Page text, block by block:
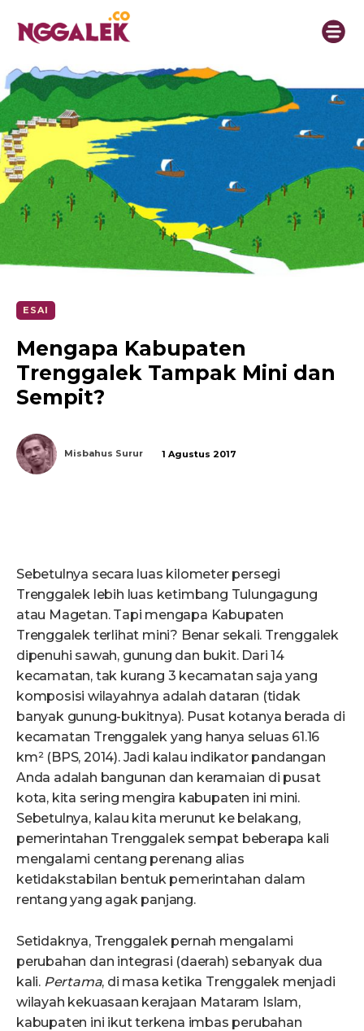
ESAI
Mengapa Kabupaten
Trenggalek Tampak Mini dan
Sempit?
Misbahus Surur 1 Agustus 2017
Sebetulnya secara luas kilometer persegi
Trenggalek lebih luas ketimbang Tulungagung
atau Magetan. Tapi mengapa Kabupaten
Trenggalek terlihat mini? Benar sekali. Trenggalek
dipenuhi sawah, gunung dan bukit. Dari 14
kecamatan, tak kurang 3 kecamatan saja yang
komposisi wilayahnya adalah dataran (tidak
banyak gunung-bukitnya). Pusat kotanya berada di
kecamatan Trenggalek yang hanya seluas 61.16
km² (BPS, 2014). Jadi kalau indikator pandangan
Anda adalah bangunan dan keramaian di pusat
kota, kita sering mengira kabupaten ini mini.
Sebetulnya, kalau kita merunut ke belakang,
pemerintahan Trenggalek sempat beberapa kali
mengalami centang perenang alias
ketidakstabilan bentuk pemerintahan dalam
rentang yang agak panjang.
Setidaknya, Trenggalek pernah mengalami
perubahan dan integrasi (daerah) sebanyak dua
kali. Pertama, di masa ketika Trenggalek menjadi
wilayah kekuasaan kerajaan Mataram Islam,
kabupaten ini ikut terkena imbas perubahan